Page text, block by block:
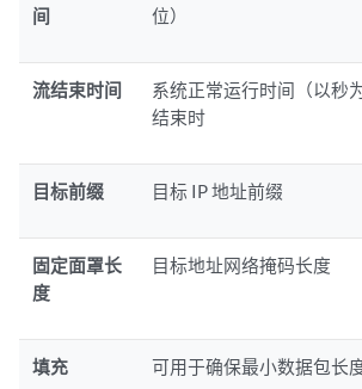
间
位）
流结束时间
系统正常运行时间（以秒
结束时
目标前缀 目标 IP 地址前缀
固定面罩长
度
目标地址网络掩码长度
填充 可用于确保最小数据包长